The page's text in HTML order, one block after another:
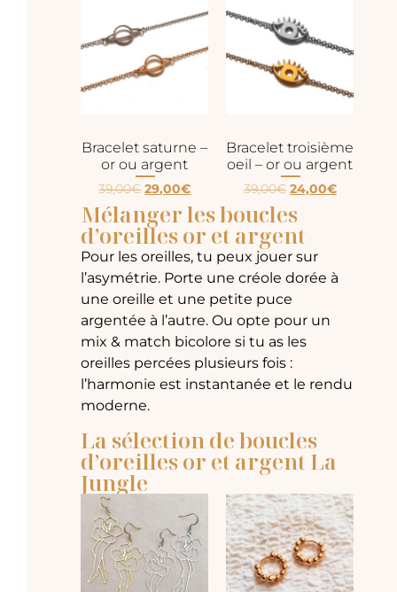
Bracelet saturne –
or ou argent
39,00€ 29,00€
Bracelet troisième
oeil – or ou argent
39,00€ 24,00€
Mélanger les boucles
d’oreilles or et argent
Pour les oreilles, tu peux jouer sur
l’asymétrie. Porte une créole dorée à
une oreille et une petite puce
argentée à l’autre. Ou opte pour un
mix & match bicolore si tu as les
oreilles percées plusieurs fois :
l’harmonie est instantanée et le rendu
moderne.
La sélection de boucles
d’oreilles or et argent La
Jungle